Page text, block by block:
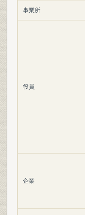
事業所
役員
企業